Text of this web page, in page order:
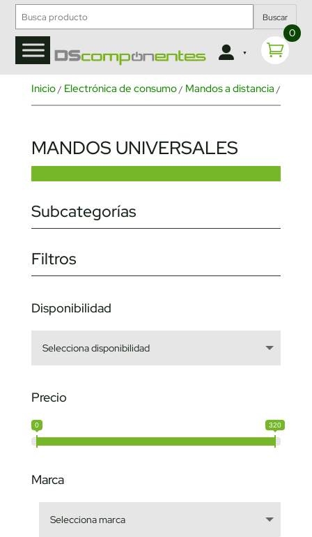
Buscar
0
Inicio/ Electrónica de consumo/ Mandos a distancia /
MANDOS UNIVERSALES
Subcategorías
Filtros
Disponibilidad
Precio
0 320
Marca